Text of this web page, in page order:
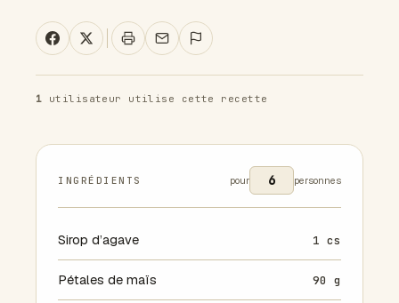
1 utilisateur utilise cette recette
INGRÉDIENTS pour personnes
Sirop d’agave 1 cs
Pétales de maïs 90 g